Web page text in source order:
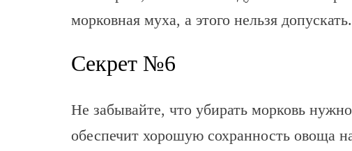
морковная муха, а этого нельзя допускать.
Секрет №6
Не забывайте, что убирать морковь
обеспечит хорошую сохранность овоща